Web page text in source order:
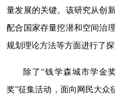
量发展的关键。该研究从创
配合国家存量挖潜和空间治
规划理论方法等方面进行了探
除了“钱学森城市学金
奖”征集活动，面向网民大众